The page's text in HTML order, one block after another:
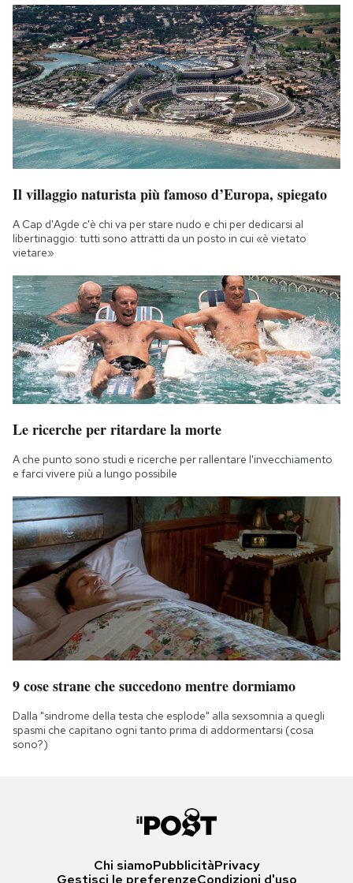
Il villaggio naturista più famoso d’Europa, spiegato
A Cap d'Agde c'è chi va per stare nudo e chi per dedicarsi al
libertinaggio: tutti sono attratti da un posto in cui «è vietato
vietare»
Le ricerche per ritardare la morte
A che punto sono studi e ricerche per rallentare l'invecchiamento
e farci vivere più a lungo possibile
9 cose strane che succedono mentre dormiamo
Dalla "sindrome della testa che esplode" alla sexsomnia a quegli
spasmi che capitano ogni tanto prima di addormentarsi (cosa
sono?)
Chi siamoPubblicitàPrivacy
Gestisci le preferenzeCondizioni d'uso